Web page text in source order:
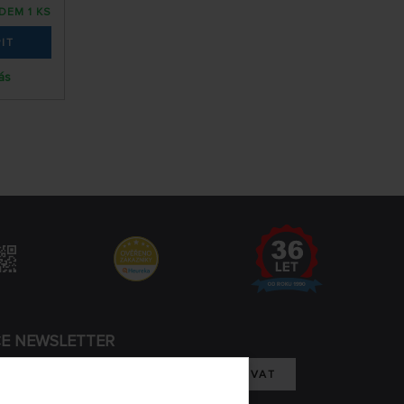
1 KS
NEWSLETTER
REGISTROVAT